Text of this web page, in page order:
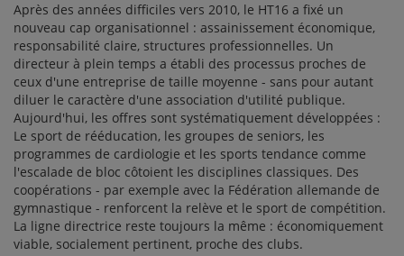
Après des années difficiles vers 2010, le HT16 a fixé un
nouveau cap organisationnel : assainissement économique,
responsabilité claire, structures professionnelles. Un
directeur à plein temps a établi des processus proches de
ceux d'une entreprise de taille moyenne - sans pour autant
diluer le caractère d'une association d'utilité publique.
Aujourd'hui, les offres sont systématiquement développées :
Le sport de rééducation, les groupes de seniors, les
programmes de cardiologie et les sports tendance comme
l'escalade de bloc côtoient les disciplines classiques. Des
coopérations - par exemple avec la Fédération allemande de
gymnastique - renforcent la relève et le sport de compétition.
La ligne directrice reste toujours la même : économiquement
viable, socialement pertinent, proche des clubs.